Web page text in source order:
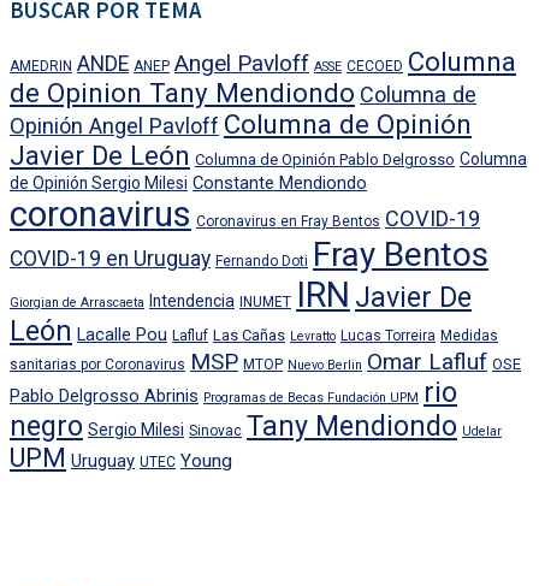
BUSCAR POR TEMA
AMEDRIN ANDE ANEP Angel Pavloff ASSE CECOED Columna
de Opinion Tany Mendiondo Columna de
Opinión Angel Pavloff Columna de Opinión
Javier De León Columna de Opinión Pablo Delgrosso Columna
de Opinión Sergio Milesi Constante Mendiondo
coronavirus Coronavirus en Fray Bentos COVID-19
COVID-19 en Uruguay Fernando Doti Fray Bentos
Giorgian de Arrascaeta Intendencia INUMET IRN Javier De
León Lacalle Pou Lafluf Las Cañas Levratto Lucas Torreira Medidas
sanitarias por Coronavirus MSP MTOP Nuevo Berlin Omar Lafluf OSE
Pablo Delgrosso Abrinis Programas de Becas Fundación UPM
rio
negro Sergio Milesi Sinovac Tany Mendiondo Udelar
UPM Uruguay UTEC Young